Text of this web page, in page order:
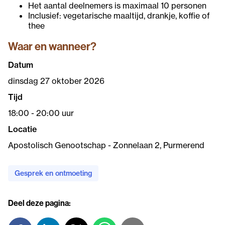
Het aantal deelnemers is maximaal 10 personen
Inclusief: vegetarische maaltijd, drankje, koffie of
thee
Waar en wanneer?
Datum
dinsdag 27 oktober 2026
Tijd
18:00 - 20:00 uur
Locatie
Apostolisch Genootschap - Zonnelaan 2, Purmerend
Gesprek en ontmoeting
Deel deze pagina: